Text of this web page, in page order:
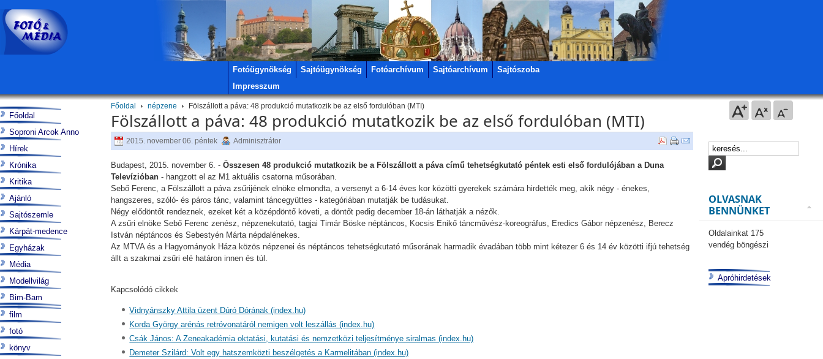
Fotóügynökség Sajtóügynökség Fotóarchívum Sajtóarchívum
Sajtószoba
Impresszum
Főoldal népzene Fölszállott a páva: 48 produkció mutatkozik be az első fordulóban (MTI)
Fölszállott a páva: 48 produkció mutatkozik be az első fordulóban (MTI)
2015. november 06. péntek Adminisztrátor
Budapest, 2015. november 6. -Összesen 48 produkció mutatkozik be a Fölszállott a páva című tehetségkutató péntek esti első fordulójában a Duna
Televízióban - hangzott el az M1 aktuális csatorna műsorában.
Sebő Ferenc, a Fölszállott a páva zsűrijének elnöke elmondta, a versenyt a 6-14 éves kor közötti gyerekek számára hirdették meg, akik négy - énekes,
hangszeres, szóló- és páros tánc, valamint táncegyüttes - kategóriában mutatják be tudásukat.
Négy elődöntőt rendeznek, ezeket két a középdöntő követi, a döntőt pedig december 18-án láthatják a nézők.
A zsűri elnöke Sebő Ferenc zenész, népzenekutató, tagjai Timár Böske néptáncos, Kocsis Enikő táncművész-koreográfus, Eredics Gábor népzenész, Berecz
István néptáncos és Sebestyén Márta népdalénekes.
Az MTVA és a Hagyományok Háza közös népzenei és néptáncos tehetségkutató műsorának harmadik évadában több mint kétezer 6 és 14 év közötti ifjú tehetség
állt a szakmai zsűri elé határon innen és túl.
Kapcsolódó cikkek
Vidnyánszky Attila üzent Dúró Dórának (index.hu)
Korda György arénás retróvonatáról nemigen volt leszállás (index.hu)
Csák János: A Zeneakadémia oktatási, kutatási és nemzetközi teljesítménye siralmas (index.hu)
Demeter Szilárd: Volt egy hatszemközti beszélgetés a Karmelitában (index.hu)
Főoldal
Soproni Arcok Anno
Hírek
Krónika
Kritika
Ajánló
Sajtószemle
Kárpát-medence
Egyházak
Média
Modellvilág
Bim-Bam
film
fotó
könyv
OLVASNAK
BENNÜNKET
Oldalainkat 175
vendég böngészi
Apróhirdetések